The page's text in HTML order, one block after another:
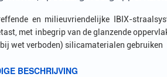
en milieuvriendelijke IBIX-
met inbegrip van de glanzende
wet verboden) silicamaterialen gebruiken
BESCHRIJVING